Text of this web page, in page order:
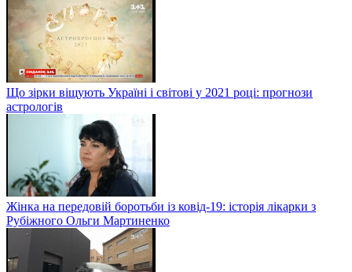
Що зірки віщують Україні і світові у 2021 році: прогнози
астрологів
Жінка на передовій боротьби із ковід-19: історія лікарки з
Рубіжного Ольги Мартиненко